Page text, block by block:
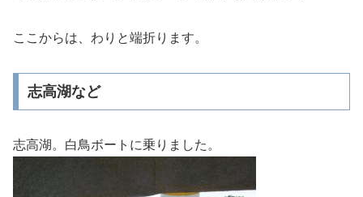
ここからは、わりと端折ります。
志高湖など
志高湖。白鳥ボートに乗りました。